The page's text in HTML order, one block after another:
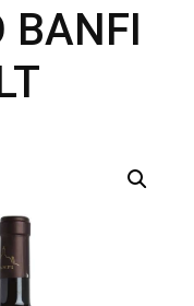
BANFI